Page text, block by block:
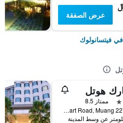
عرض الصفقة
فيتسانولوك
هوتل
ممتاز 8.5
227/162 Baromtrilokanart Road, Muang, فيتسانولوك, تايلاند